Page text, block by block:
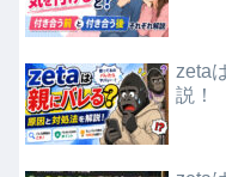
zeta
説！